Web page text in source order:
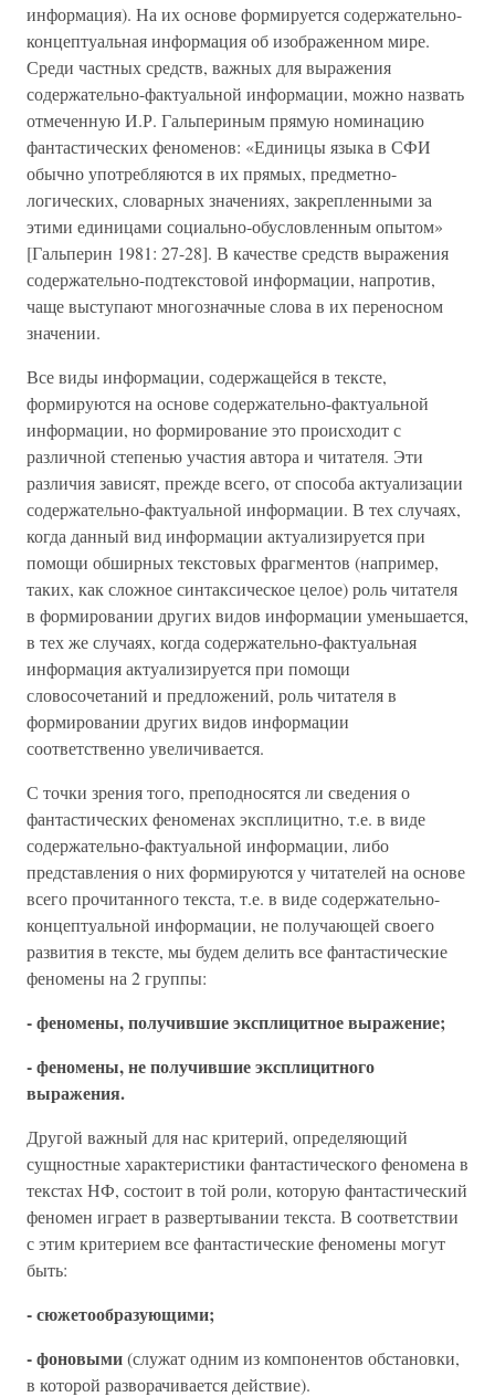
информация). На их основе формируется содержательно-
концептуальная информация об изображенном мире.
Среди частных средств, важных для выражения
содержательно-фактуальной информации, можно назвать
отмеченную И.Р. Гальпериным прямую номинацию
фантастических феноменов: «Единицы языка в СФИ
обычно употребляются в их прямых, предметно-
логических, словарных значениях, закрепленными за
этими единицами социально-обусловленным опытом»
[Гальперин 1981: 27-28]. В качестве средств выражения
содержательно-подтекстовой информации, напротив,
чаще выступают многозначные слова в их переносном
значении.
Все виды информации, содержащейся в тексте,
формируются на основе содержательно-фактуальной
информации, но формирование это происходит с
различной степенью участия автора и читателя. Эти
различия зависят, прежде всего, от способа актуализации
содержательно-фактуальной информации. В тех случаях,
когда данный вид информации актуализируется при
помощи обширных текстовых фрагментов (например,
таких, как сложное синтаксическое целое) роль читателя
в формировании других видов информации уменьшается,
в тех же случаях, когда содержательно-фактуальная
информация актуализируется при помощи
словосочетаний и предложений, роль читателя в
формировании других видов информации
соответственно увеличивается.
С точки зрения того, преподносятся ли сведения о
фантастических феноменах эксплицитно, т.е. в виде
содержательно-фактуальной информации, либо
представления о них формируются у читателей на основе
всего прочитанного текста, т.е. в виде содержательно-
концептуальной информации, не получающей своего
развития в тексте, мы будем делить все фантастические
феномены на 2 группы:
- феномены, получившие эксплицитное выражение;
- феномены, не получившие эксплицитного
выражения.
Другой важный для нас критерий, определяющий
сущностные характеристики фантастического феномена в
текстах НФ, состоит в той роли, которую фантастический
феномен играет в развертывании текста. В соответствии
с этим критерием все фантастические феномены могут
быть:
- сюжетообразующими;
- фоновыми(служат одним из компонентов обстановки,
в которой разворачивается действие).